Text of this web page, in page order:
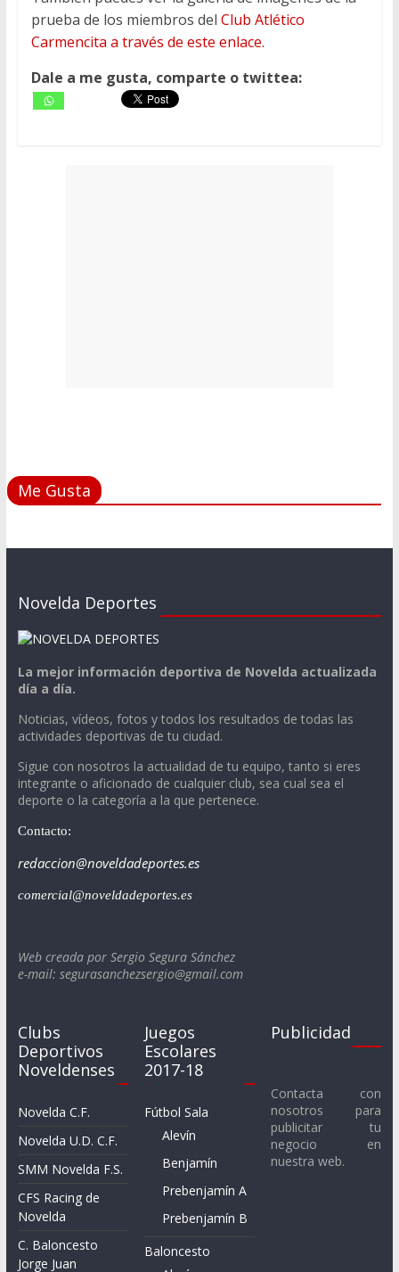
prueba de los miembros del Club Atlético
Carmencita a través de este enlace.
Dale a me gusta, comparte o twittea:
Me Gusta
Novelda Deportes
La mejor información deportiva de Novelda actualizada
día a día.
Noticias, vídeos, fotos y todos los resultados de todas las
actividades deportivas de tu ciudad.
Sigue con nosotros la actualidad de tu equipo, tanto si eres
integrante o aficionado de cualquier club, sea cual sea el
deporte o la categoría a la que pertenece.
Contacto:
redaccion@noveldadeportes.es
comercial@noveldadeportes.es
Web creada por Sergio Segura Sánchez
e-mail: segurasanchezsergio@gmail.com
Clubs
Deportivos
Noveldenses
Novelda C.F.
Novelda U.D. C.F.
SMM Novelda F.S.
CFS Racing de
Novelda
C. Baloncesto
Jorge Juan
Juegos
Escolares
2017-18
Fútbol Sala
Alevín
Benjamín
Prebenjamín A
Prebenjamín B
Baloncesto
Publicidad
Contacta con
nosotros para
publicitar tu
negocio en
nuestra web.